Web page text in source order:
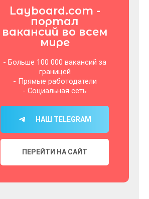
Layboard.com -
портал
вакансий во всем
мире
- Больше 100 000 вакансий за
границей
- Прямые работодатели
- Социальная сеть
НАШ TELEGRAM
ПЕРЕЙТИ НА САЙТ